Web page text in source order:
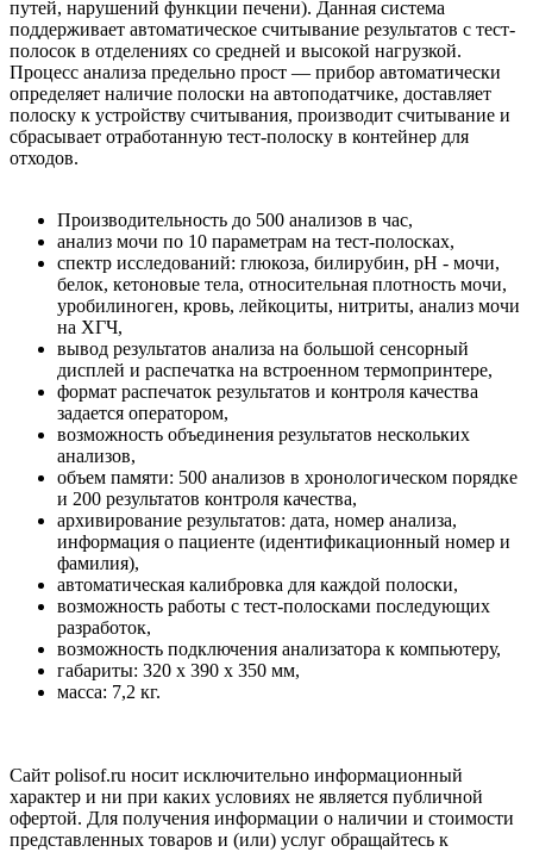
путей, нарушений функции печени). Данная система
поддерживает автоматическое считывание результатов с тест-
полосок в отделениях со средней и высокой нагрузкой.
Процесс анализа предельно прост — прибор автоматически
определяет наличие полоски на автоподатчике, доставляет
полоску к устройству считывания, производит считывание и
сбрасывает отработанную тест-полоску в контейнер для
отходов.
Производительность до 500 анализов в час,
анализ мочи по 10 параметрам на тест-полосках,
спектр исследований: глюкоза, билирубин, рН - мочи,
белок, кетоновые тела, относительная плотность мочи,
уробилиноген, кровь, лейкоциты, нитриты, анализ мочи
на ХГЧ,
вывод результатов анализа на большой сенсорный
дисплей и распечатка на встроенном термопринтере,
формат распечаток результатов и контроля качества
задается оператором,
возможность объединения результатов нескольких
анализов,
объем памяти: 500 анализов в хронологическом порядке
и 200 результатов контроля качества,
архивирование результатов: дата, номер анализа,
информация о пациенте (идентификационный номер и
фамилия),
автоматическая калибровка для каждой полоски,
возможность работы с тест-полосками последующих
разработок,
возможность подключения анализатора к компьютеру,
габариты: 320 x 390 x 350 мм,
масса: 7,2 кг.
Сайт polisof.ru носит исключительно информационный
характер и ни при каких условиях не является публичной
офертой. Для получения информации о наличии и стоимости
представленных товаров и (или) услуг обращайтесь к